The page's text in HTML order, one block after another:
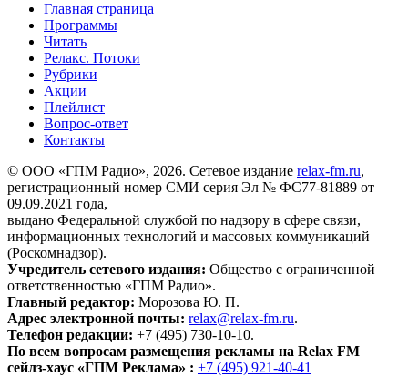
Главная страница
Программы
Читать
Релакс. Потоки
Рубрики
Акции
Плейлист
Вопрос-ответ
Контакты
© ООО «ГПМ Радио», 2026. Сетевое издание relax-fm.ru,
регистрационный номер СМИ серия Эл № ФС77-81889 от
09.09.2021 года,
выдано Федеральной службой по надзору в сфере связи,
информационных технологий и массовых коммуникаций
(Роскомнадзор).
Учредитель сетевого издания: Общество с ограниченной
ответственностью «ГПМ Радио».
Главный редактор: Морозова Ю. П.
Адрес электронной почты: relax@relax-fm.ru.
Телефон редакции: +7 (495) 730-10-10.
По всем вопросам размещения рекламы на Relax FM
сейлз-хаус «ГПМ Реклама» : +7 (495) 921-40-41